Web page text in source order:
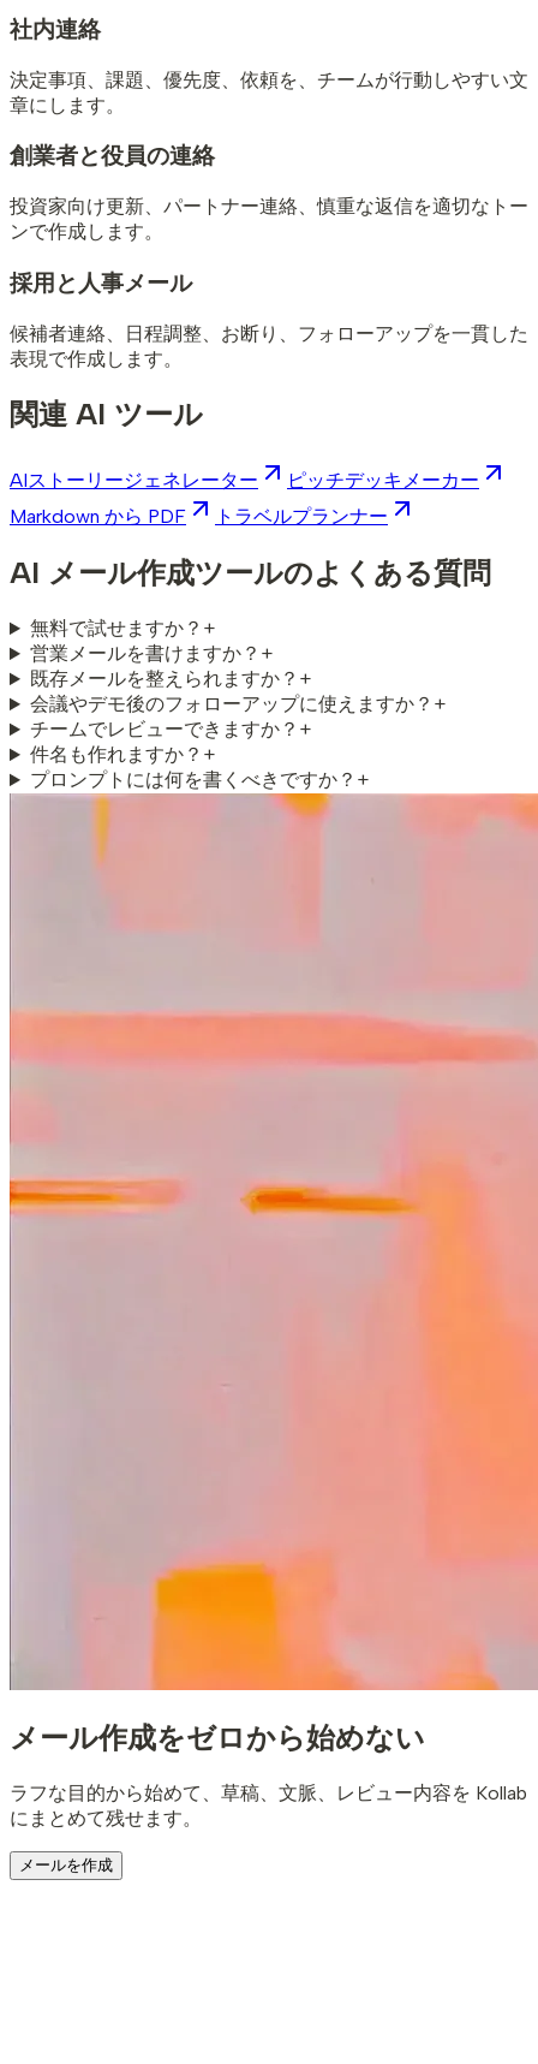
社内連絡
決定事項、課題、優先度、依頼を、チームが行動しやすい文
章にします。
創業者と役員の連絡
投資家向け更新、パートナー連絡、慎重な返信を適切なトー
ンで作成します。
採用と人事メール
候補者連絡、日程調整、お断り、フォローアップを一貫した
表現で作成します。
関連 AI ツール
AIストーリージェネレーター
ピッチデッキメーカー
Markdown から PDF
トラベルプランナー
AI メール作成ツールのよくある質問
無料で試せますか？ +
営業メールを書けますか？ +
既存メールを整えられますか？ +
会議やデモ後のフォローアップに使えますか？ +
チームでレビューできますか？ +
件名も作れますか？ +
プロンプトには何を書くべきですか？ +
メール作成をゼロから始めない
ラフな目的から始めて、草稿、文脈、レビュー内容を Kollab
にまとめて残せます。
メールを作成